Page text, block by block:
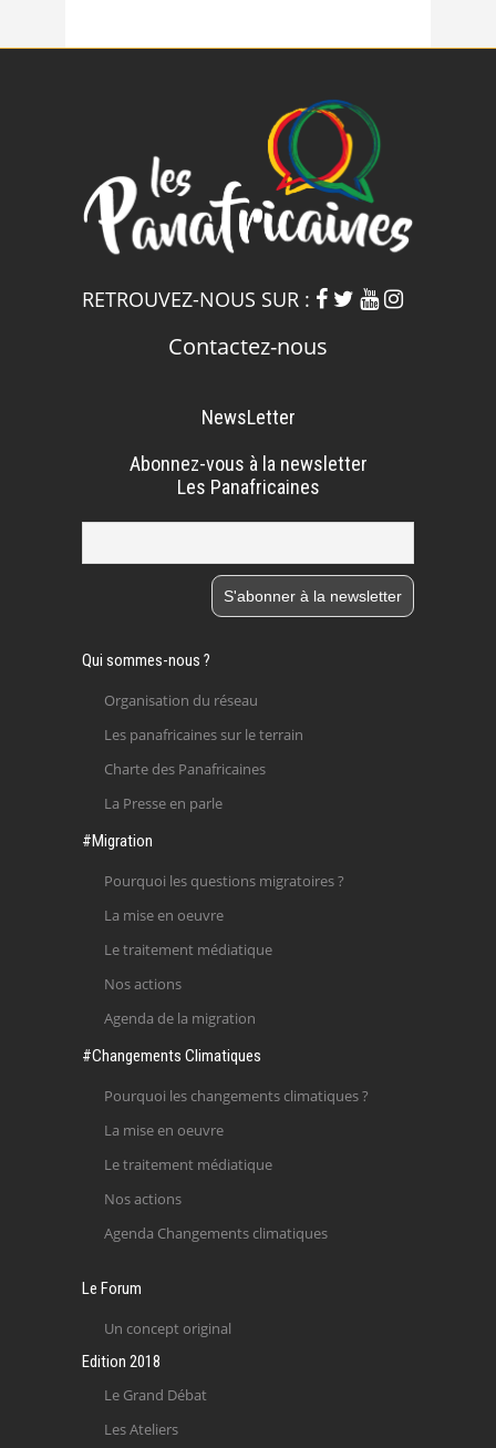
RETROUVEZ-NOUS SUR :
Contactez-nous
NewsLetter
Abonnez-vous à la newsletter
Les Panafricaines
Qui sommes-nous ?
Organisation du réseau
Les panafricaines sur le terrain
Charte des Panafricaines
La Presse en parle
#Migration
Pourquoi les questions migratoires ?
La mise en oeuvre
Le traitement médiatique
Nos actions
Agenda de la migration
#Changements Climatiques
Pourquoi les changements climatiques ?
La mise en oeuvre
Le traitement médiatique
Nos actions
Agenda Changements climatiques
Le Forum
Un concept original
Edition 2018
Le Grand Débat
Les Ateliers